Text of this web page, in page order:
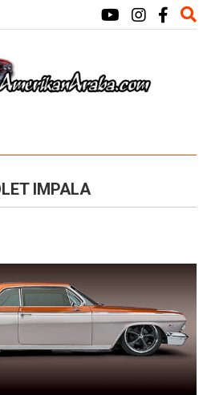
IMPALA